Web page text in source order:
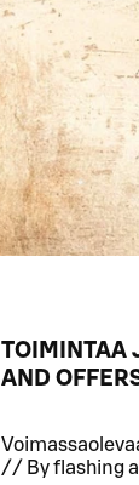
TOIMINTAA
AND
// By flashing